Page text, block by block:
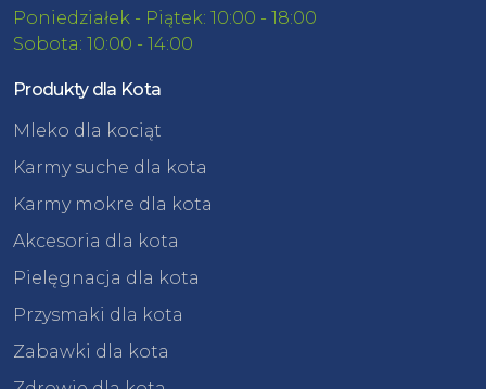
Poniedziałek - Piątek: 10:00 - 18:00
Sobota: 10:00 - 14:00
Produkty dla Kota
Mleko dla kociąt
Karmy suche dla kota
Karmy mokre dla kota
Akcesoria dla kota
Pielęgnacja dla kota
Przysmaki dla kota
Zabawki dla kota